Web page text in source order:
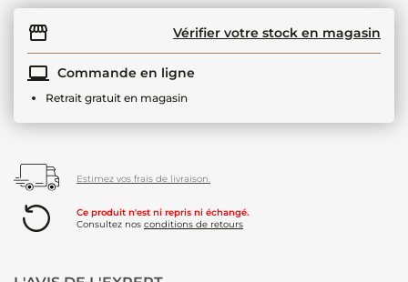
Vérifier votre stock en magasin
Commande en ligne
Retrait gratuit en magasin
Estimez vos frais de livraison.
Ce produit n'est ni repris ni échangé.
Consultez nos conditions de retours